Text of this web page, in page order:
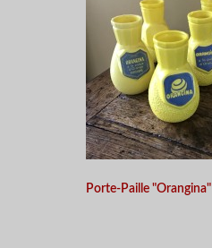
Porte-Paille "Orangina"